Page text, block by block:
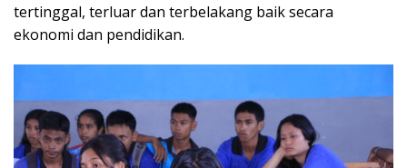
tertinggal, terluar dan terbelakang baik secara
ekonomi dan pendidikan.